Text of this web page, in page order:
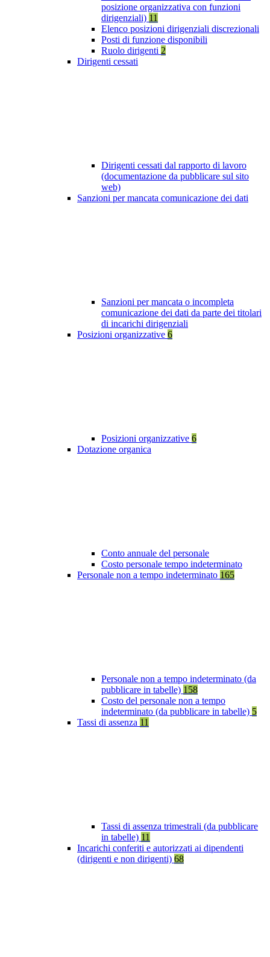
posizione organizzativa con funzioni
dirigenziali) 11
Elenco posizioni dirigenziali discrezionali
Posti di funzione disponibili
Ruolo dirigenti 2
Dirigenti cessati
Dirigenti cessati dal rapporto di lavoro
(documentazione da pubblicare sul sito
web)
Sanzioni per mancata comunicazione dei dati
Sanzioni per mancata o incompleta
comunicazione dei dati da parte dei titolari
di incarichi dirigenziali
Posizioni organizzative 6
Posizioni organizzative 6
Dotazione organica
Conto annuale del personale
Costo personale tempo indeterminato
Personale non a tempo indeterminato 165
Personale non a tempo indeterminato (da
pubblicare in tabelle) 158
Costo del personale non a tempo
indeterminato (da pubblicare in tabelle) 5
Tassi di assenza 11
Tassi di assenza trimestrali (da pubblicare
in tabelle) 11
Incarichi conferiti e autorizzati ai dipendenti
(dirigenti e non dirigenti) 68